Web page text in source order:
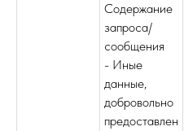
Содержание
запроса/
сообщения
- Иные
данные,
добровольно
предоставлен